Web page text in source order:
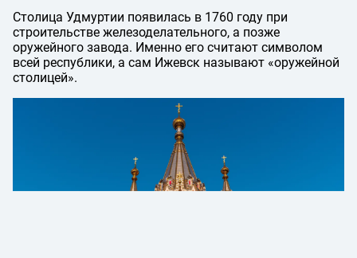
Столица Удмуртии появилась в 1760 году при
строительстве железоделательного, а позже
оружейного завода. Именно его считают символом
всей республики, а сам Ижевск называют «оружейной
столицей».